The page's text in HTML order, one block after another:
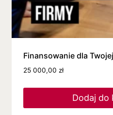
Finansowanie dla
25 000,00 zł
Dodaj do